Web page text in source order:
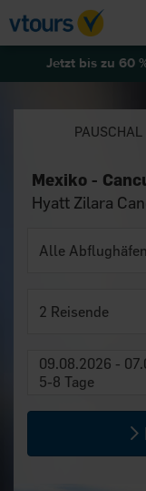
Jetzt bis zu 60
PAUSCHAL
Mexiko -
Hyatt Zilara
2 Reisende
09.08.2026 -
5-8 Tage